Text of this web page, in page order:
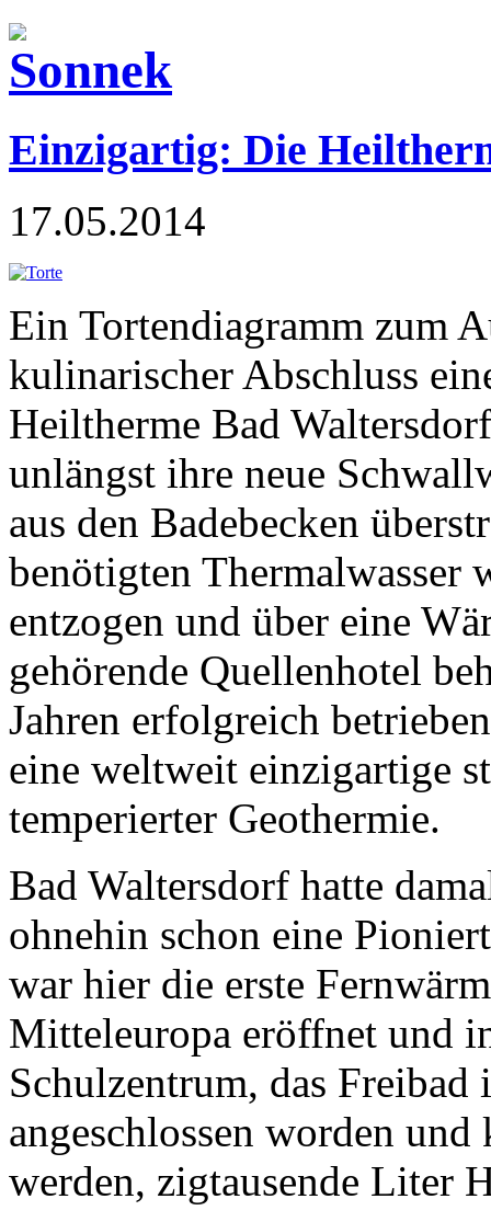
Einzigartig: Die
17.05.2014
Ein Tortendiagramm zum
kulinarischer Abschluss
Heiltherme Bad
unlängst ihre neue
aus den Badebecken
benötigten Thermalwasser
entzogen und über eine
gehörende Quellenhotel
Jahren erfolgreich
eine weltweit einzigartige
temperierter Geothermie.
Bad Waltersdorf hatte
ohnehin schon eine
war hier die erste
Mitteleuropa eröffnet und
Schulzentrum, das
angeschlossen worden
werden, zigtausende Liter